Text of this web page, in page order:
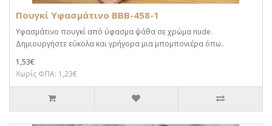
Πουγκί Υφασμάτινο BBB-458-1
Υφασμάτινο πουγκί από ύφασμα ψάθα σε χρώμα nude.
Δημιουργήστε εύκολα και γρήγορα μια μπομπονιέρα όπω..
1,53€
Χωρίς ΦΠΑ: 1,23€